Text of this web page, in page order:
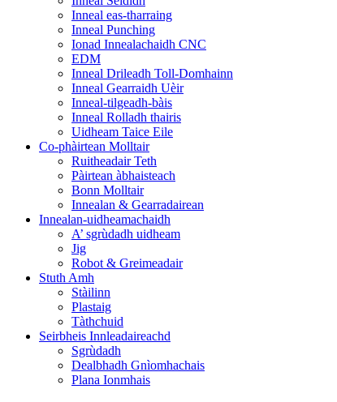
Inneal eas-tharraing
Inneal Punching
Ionad Innealachaidh CNC
EDM
Inneal Drileadh Toll-Domhainn
Inneal Gearraidh Uèir
Inneal-tilgeadh-bàis
Inneal Rolladh thairis
Uidheam Taice Eile
Co-phàirtean Molltair
Ruitheadair Teth
Pàirtean àbhaisteach
Bonn Molltair
Innealan & Gearradairean
Innealan-uidheamachaidh
A’ sgrùdadh uidheam
Jig
Robot & Greimeadair
Stuth Amh
Stàilinn
Plastaig
Tàthchuid
Seirbheis Innleadaireachd
Sgrùdadh
Dealbhadh Gnìomhachais
Plana Ionmhais